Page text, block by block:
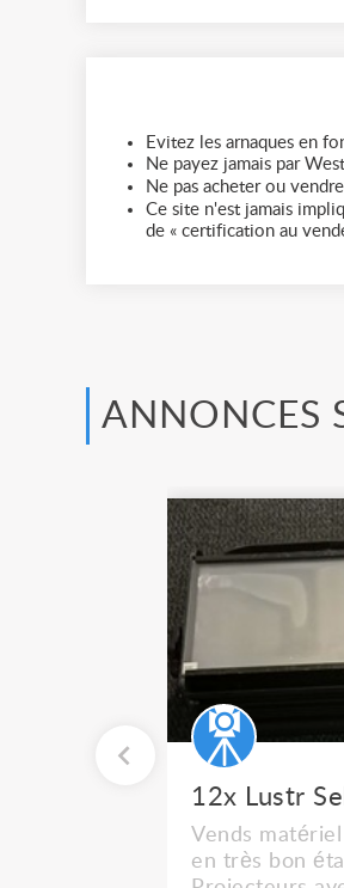
Evitez les arnaques en
Ne payez jamais par
Ne pas acheter ou
Ce site n'est jamais
de « certification au
ANNONCES
Vends
en très bon